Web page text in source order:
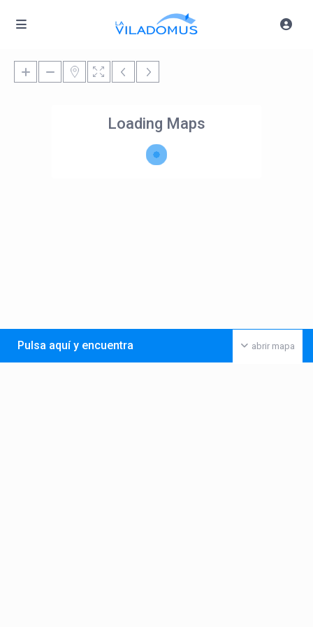
Loading Maps
abrir mapa
Pulsa aquí y encuentra